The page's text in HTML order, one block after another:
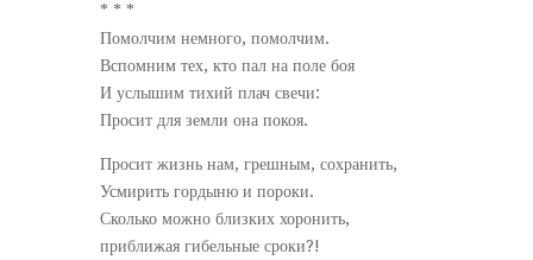
* * *
Помолчим немного, помолчим.
Вспомним тех, кто пал на поле боя
И услышим тихий плач свечи:
Просит для земли она покоя.
Просит жизнь нам, грешным, сохранить,
Усмирить гордыню и пороки.
Сколько можно близких хоронить,
приближая гибельные сроки?!